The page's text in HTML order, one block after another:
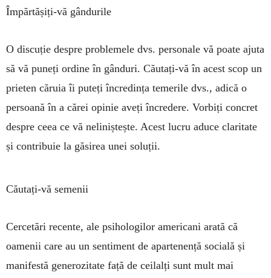
Împărtășiți-vă gândurile
O discuție despre problemele dvs. personale vă poate ajuta
să vă puneți ordine în gânduri. Căutați-vă în acest scop un
prieten căruia îi puteți încredința temerile dvs., adică o
persoană în a cărei opinie aveți încredere. Vorbiți concret
de­spre ceea ce vă neliniștește. Acest lucru aduce claritate
și contribuie la găsirea unei soluții.
Căutați-vă semenii
Cercetări recente, ale psihologilor americani arată că
oamenii care au un sentiment de apartenență socială și
manifestă generozitate față de ceilalți sunt mult mai